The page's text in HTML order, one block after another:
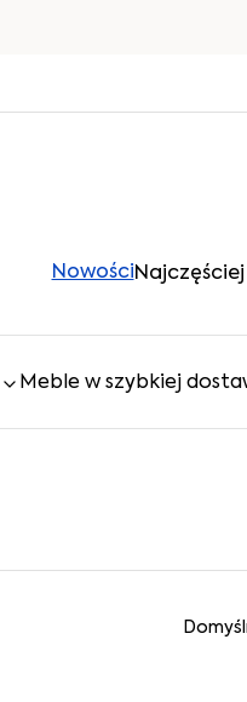
Nowości
Meble w szybkiej